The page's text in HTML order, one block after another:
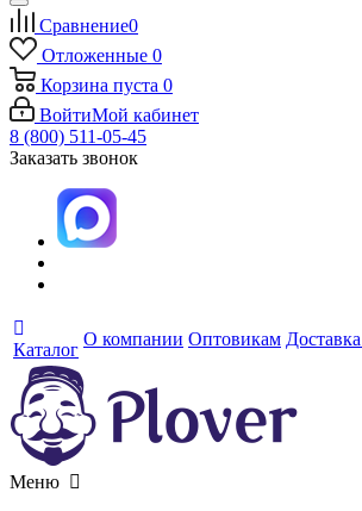
Сравнение0
Отложенные 0
Корзина пуста 0
ВойтиМой кабинет
8 (800) 511-05-45
Заказать звонок
Каталог
О компании Оптовикам
Меню